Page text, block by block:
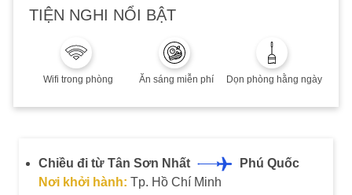
Lưu ý:
Áp dụng khách Việt hoặc người nước ngoài sinh sống và
Thời hạn đặt dịch vụ: 20/12/2023
Thời hạn lưu trú đến 20/12/2023
Phụ thu cuối tuần, Lễ/Tết, cao điểm hè: Quý khách vui
Combo không hoàn, không huỷ, không thay đổi
TIỆN NGHI NỔI BẬT
Wifi trong phòng Ăn sáng miễn phí Dọn phòng hằng ngày
Chiều đi từ Tân Sơn Nhất
Phú Quốc
Nơi khởi hành: Tp. Hồ Chí Minh